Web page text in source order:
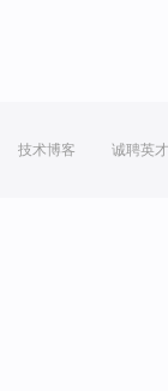
技术博客 诚聘英才